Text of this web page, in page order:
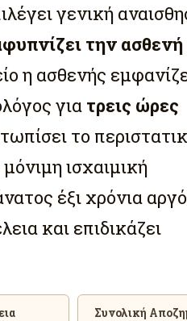
γενική
την ασθενή
η ασθενής
για τρεις ώρες
το
ισχαιμική
έξι χρόνια
και επιδικάζει
Συνολική